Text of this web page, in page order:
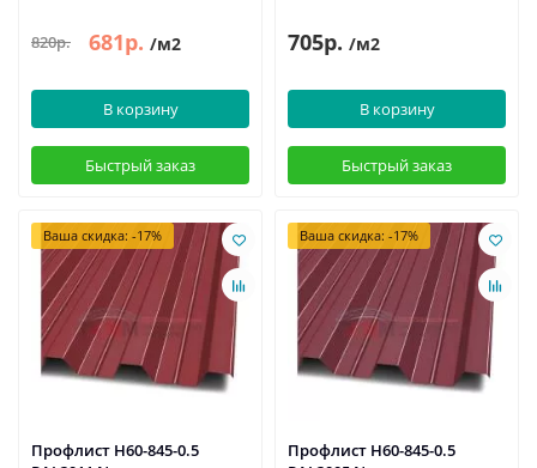
820р. 681р. /м2
В корзину
Быстрый заказ
705р. /м2
В корзину
Быстрый заказ
Ваша скидка: -17%
Профлист Н60-845-0.5
Ваша скидка: -17%
Профлист Н60-845-0.5